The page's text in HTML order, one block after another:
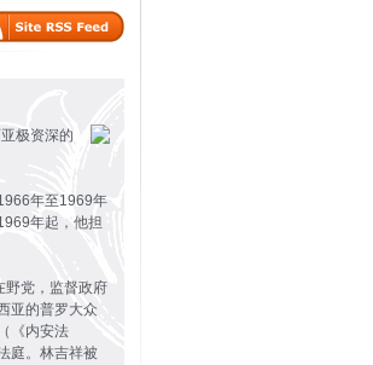
极资深的
年至1969年
年起，他担
野党，监督政府
亚的普罗大众
《内安法
庭。林吉祥被